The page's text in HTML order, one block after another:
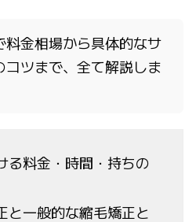
料金相場から具体的なサ
コツまで、全て解説しま
る料金・時間・持ちの
と一般的な縮毛矯正と